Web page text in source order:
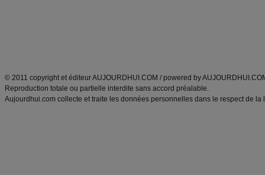
© 2011 copyright et éditeur AUJOURDHUI.COM / powered by
Reproduction totale ou partielle interdite sans accord préalable.
Aujourdhui.com collecte et traite les données personnelles dans le respect de